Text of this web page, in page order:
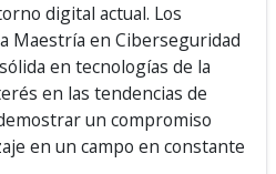
digital actual. Los
Maestría en Ciberseguridad
en tecnologías de la
en las tendencias de
un compromiso
en un campo en constante